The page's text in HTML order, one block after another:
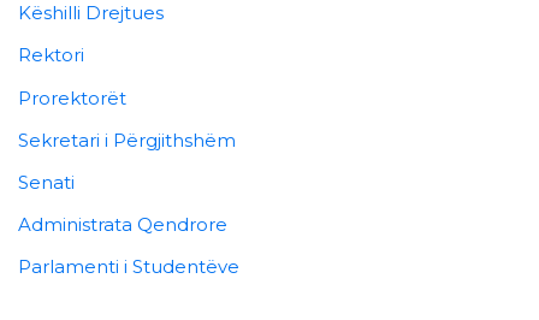
Këshilli Drejtues
Rektori
Prorektorët
Sekretari i Përgjithshëm
Senati
Administrata Qendrore
Parlamenti i Studentëve